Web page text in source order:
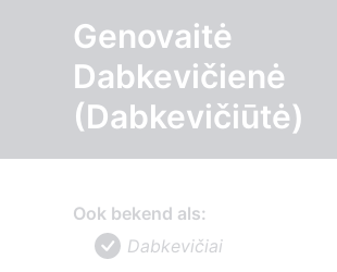
Genovaitė
Dabkevičienė
(Dabkevičiūtė)
Ook bekend als:
Dabkevičiai